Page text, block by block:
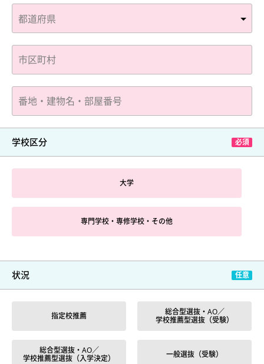
学校区分
大学
専門学校・専修学校・その他
状況
指定校推薦
総合型選抜・AO／
学校推薦型選抜（受験）
総合型選抜・AO／
学校推薦型選抜（入学決定）
一般選抜（受験）